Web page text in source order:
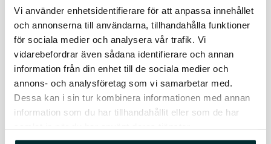
Vi använder enhetsidentifierare för att anpassa innehållet
och annonserna till användarna, tillhandahålla funktioner
för sociala medier och analysera vår trafik. Vi
vidarebefordrar även sådana identifierare och annan
information från din enhet till de sociala medier och
annons- och analysföretag som vi samarbetar med.
Dessa kan i sin tur kombinera informationen med annan
information som du har tillhandahållit eller som de har
Riksbanken sänker styrräntan med ytterligare 0,25
procentenheter till 2,25 %. Det är den sjätte sänkningen
sedan maj 2024. Beslutet träder i kraft 5 februari och
motiveras av svag konjunktur och inflation i linje med
målet.